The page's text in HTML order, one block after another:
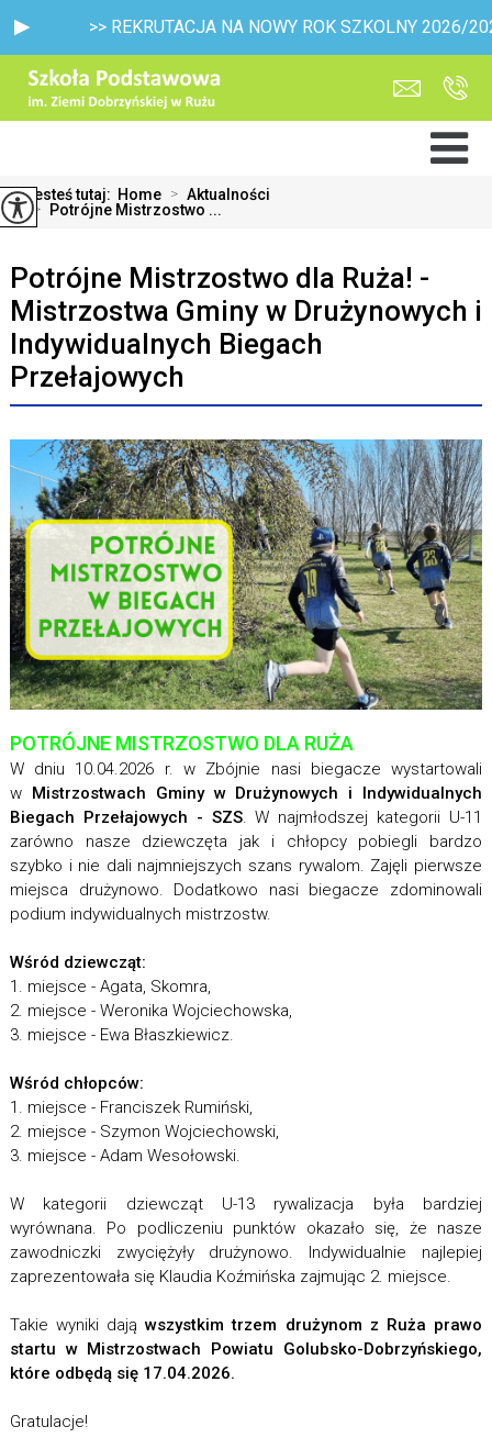
>> REKRUTACJA NA NOWY ROK SZKOLNY 2026/
Jesteś tutaj: Home > Aktualności
> Potrójne Mistrzostwo ...
Potrójne Mistrzostwo dla Ruża! -
Mistrzostwa Gminy w Drużynowych i
Indywidualnych Biegach
Przełajowych
POTRÓJNE MISTRZOSTWO DLA RUŻA
W dniu 10.04.2026 r. w Zbójnie nasi biegacze wystartowali
w
Mistrzostwach Gminy w Drużynowych i Indywidualnych
Biegach Przełajowych - SZS. W najmłodszej kategorii U-11
zarówno nasze dziewczęta jak i chłopcy pobiegli bardzo
szybko i nie dali najmniejszych szans rywalom. Zajęli pierwsze
miejsca drużynowo. Dodatkowo nasi biegacze zdominowali
podium indywidualnych mistrzostw.
Wśród dziewcząt:
1. miejsce - Agata, Skomra,
2. miejsce - Weronika Wojciechowska,
3. miejsce - Ewa Błaszkiewicz.
Wśród chłopców:
1. miejsce - Franciszek Rumiński,
2. miejsce - Szymon Wojciechowski,
3. miejsce - Adam Wesołowski.
W kategorii dziewcząt U-13 rywalizacja była bardziej
wyrównana. Po podliczeniu punktów okazało się, że nasze
zawodniczki zwyciężyły drużynowo. Indywidualnie najlepiej
zaprezentowała się Klaudia Koźmińska zajmując 2. miejsce.
Takie wyniki dająwszystkim trzem drużynom z Ruża prawo
startu w Mistrzostwach Powiatu Golubsko-Dobrzyńskiego,
które odbędą się 17.04.2026.
Gratulacje!